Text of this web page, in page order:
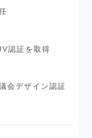
認証を取得
会デザイン認証